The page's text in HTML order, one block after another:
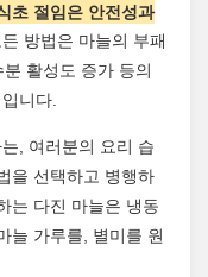
초 절임은 안전성과
방법은 마늘의 부패
활성도 증가 등의
니다.
, 여러분의 요리 습
을 선택하고 병행하
는 다진 마늘은 냉동
늘 가루를, 별미를 원